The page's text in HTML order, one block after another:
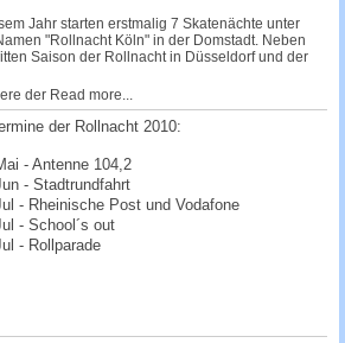
Jahr starten erstmalig 7 Skatenächte unter
"Rollnacht Köln" in der Domstadt. Neben
Saison der Rollnacht in Düsseldorf und der
der Read more...
der Rollnacht 2010:
- Antenne 104,2
- Stadtrundfahrt
- Rheinische Post und Vodafone
- School´s out
- Rollparade